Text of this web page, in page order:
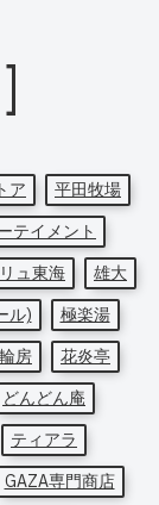
ア
平田牧場
テイメント
ュ東海
雄大
ル)
極楽湯
房
花炎亭
どんどん庵
ティアラ
GAZA専門商店